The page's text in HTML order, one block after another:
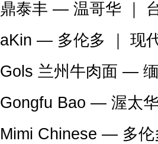
鼎泰丰 — 温哥华 ｜
aKin — 多伦多 ｜ 现
Gols 兰州牛肉面 —
Gongfu Bao — 渥太
Mimi Chinese — 多伦